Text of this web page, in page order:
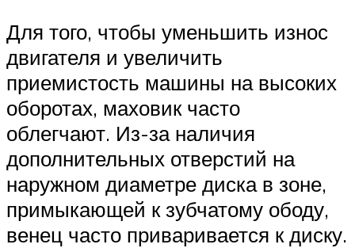
Для того, чтобы уменьшить износ
двигателя и увеличить
приемистость машины на высоких
оборотах, маховик часто
облегчают. Из-за наличия
дополнительных отверстий на
наружном диаметре диска в зоне,
примыкающей к зубчатому ободу,
венец часто приваривается к диску.